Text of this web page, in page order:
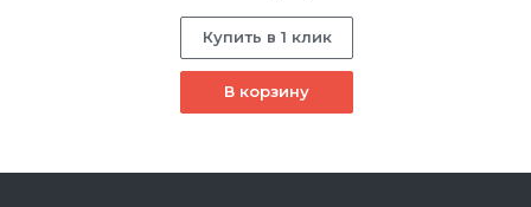
Купить в 1 клик
В корзину